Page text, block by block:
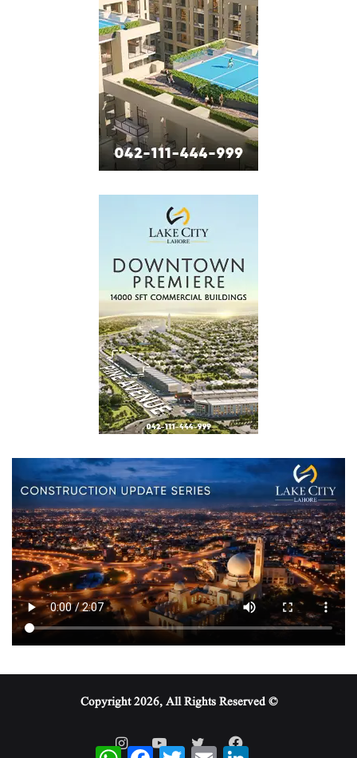
© Copyright 2026, All Rights Reserved
WhatsAppFacebookTwitterEmail
LinkedIn